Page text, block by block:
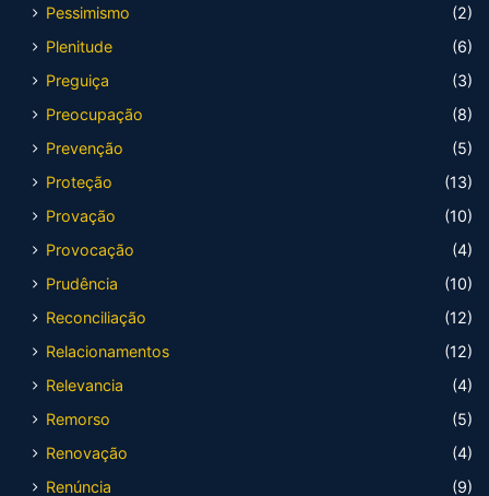
Pessimismo
(2)
Plenitude
(6)
Preguiça
(3)
Preocupação
(8)
Prevenção
(5)
Proteção
(13)
Provação
(10)
Provocação
(4)
Prudência
(10)
Reconciliação
(12)
Relacionamentos
(12)
Relevancia
(4)
Remorso
(5)
Renovação
(4)
Renúncia
(9)